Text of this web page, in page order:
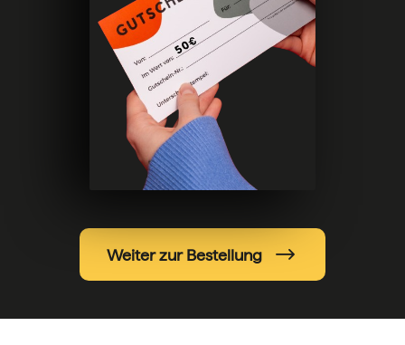
Frohe Weihnachten
Regionale Gutscheine
Berlin
Hamburg
München
Frankfurt
Köln
Düsseldorf
Stuttgart
Essen
Geschmackvoll und maximal flexibel!
Einlösbar für alle 10.000 Partner und 3 Jahre gültig
Das ideale Geschenk für alle Anlässe
Weiter zur Bestellung